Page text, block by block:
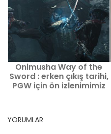
Onimusha Way of the
Sword : erken çıkış tarihi,
PGW için ön izlenimimiz
YORUMLAR